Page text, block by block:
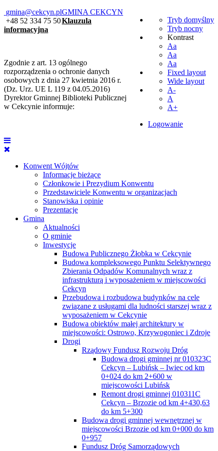
gmina@cekcyn.pl
+48 52 334 75 50
Tryb domyślny
Tryb nocny
Kontrast
Aa
Aa
Aa
Fixed layout
Wide layout
A-
A
A+
Logowanie
GMINA CEKCYN
Konwent Wójtów
Informacje bieżące
Członkowie i Prezydium Konwentu
Przedstawiciele Konwentu w organizacjach
Stanowiska i opinie
Prezentacje
Gmina
Aktualności
O gminie
Inwestycje
Budowa Publicznego Żłobka w Cekcynie
Budowa kompleksowego Punktu Selektywnego
Zbierania Odpadów Komunalnych wraz z
infrastrukturą i wyposażeniem w miejscowości
Cekcyn
Przebudowa i rozbudowa budynków na cele
związane z usługami dla ludności starszej wraz z
wyposażeniem w Cekcynie
Budowa obiektów małej architektury w
miejscowości: Ostrowo, Krzywogoniec i Zdroje
Drogi
Rządowy Fundusz Rozwoju Dróg
Budowa drogi gminnej nr 010323C
Cekcyn – Lubińsk – Iwiec od km
0+024 do km 2+600 w
miejscowości Lubińsk
Remont drogi gminnej 010311C
Cekcyn – Brzozie od km 4+430,63
do km 5+300
Budowa drogi gminnej wewnętrznej w
miejscowości Brzozie od km 0+000 do km
0+957
Fundusz Dróg Samorządowych
Klauzula
informacyjna
Zgodnie z art. 13 ogólnego
rozporządzenia o ochronie danych
osobowych z dnia 27 kwietnia 2016 r.
(Dz. Urz. UE L 119 z 04.05.2016)
Dyrektor Gminnej Biblioteki Publicznej
w Cekcynie informuje: